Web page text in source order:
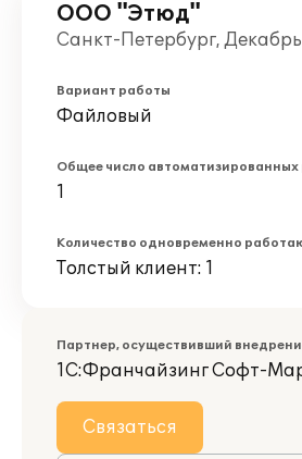
ООО "Этюд"
Санкт-Петербург, Декабрь
Вариант работы
Файловый
Общее число автоматизированных
1
Количество одновременно
Толстый клиент: 1
Партнер, осуществивший
1С:Франчайзинг Софт-
Связаться